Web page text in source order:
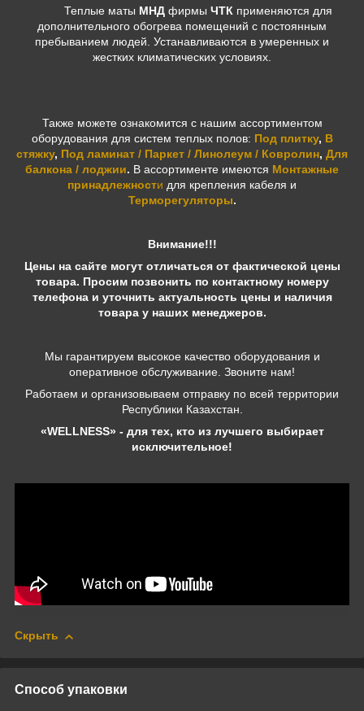
Теплые маты МНД фирмы ЧТК применяются для
дополнительного обогрева помещений с постоянным
пребыванием людей. Устанавливаются в умеренных и
жестких климатических условиях.
Также можете ознакомится с нашим ассортиментом
оборудования для систем теплых полов: Под плитку, В
стяжку, Под ламинат / Паркет / Линолеум / Ковролин, Для
балкона / лоджии. В ассортименте имеются Монтажные
принадлежности для крепления кабеля и
Терморегуляторы.
Внимание!!!
Цены на сайте могут отличаться от фактической цены
товара. Просим позвонить по контактному номеру
телефона и уточнить актуальность цены и наличия
товара у наших менеджеров.
Мы гарантируем высокое качество оборудования и
оперативное обслуживание. Звоните нам!
Работаем и организовываем отправку по всей территории
Республики Казахстан.
«WELLNESS» - для тех, кто из лучшего выбирает
исключительное!
Скрыть
Способ упаковки